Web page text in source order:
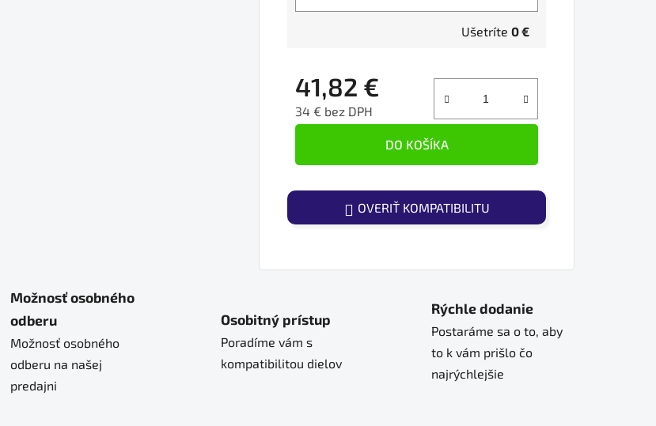
Ušetríte 0 €
41,82 €
34 € bez DPH
DO KOŠÍKA
OVERIŤ KOMPATIBILITU
Možnosť osobného
odberu
Možnosť osobného
odberu na našej
predajni
Osobitný prístup
Poradíme vám s
kompatibilitou dielov
Rýchle dodanie
Postaráme sa o to, aby
to k vám prišlo čo
najrýchlejšie